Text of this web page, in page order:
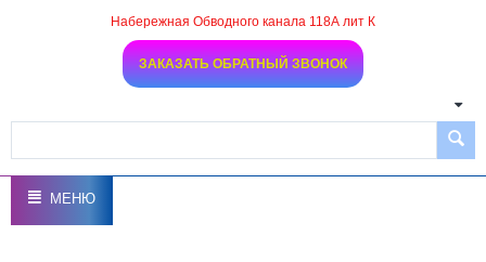
Набережная Обводного канала 118А лит К
ЗАКАЗАТЬ ОБРАТНЫЙ ЗВОНОК
МЕНЮ